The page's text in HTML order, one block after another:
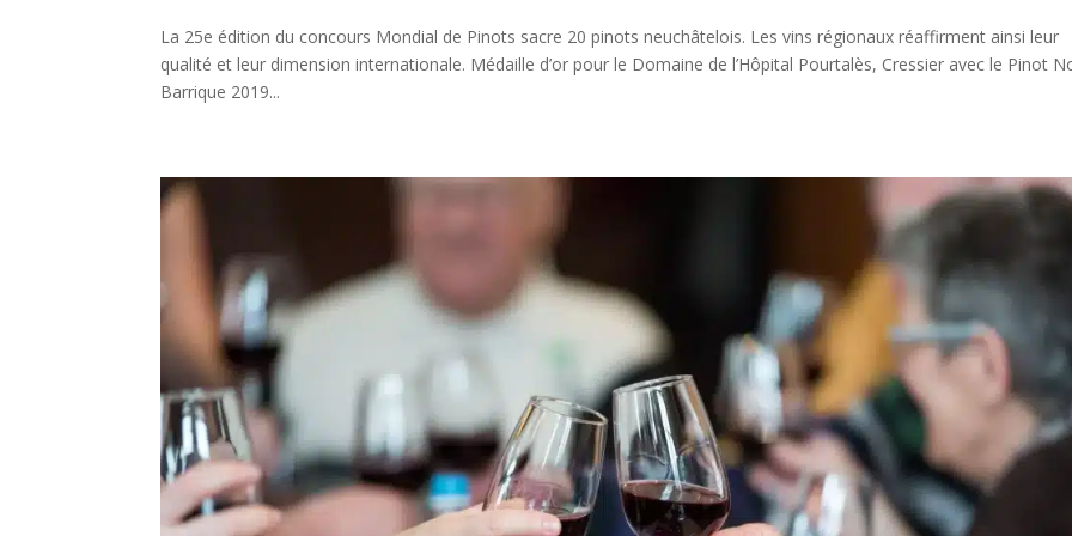
La 25e édition du concours Mondial de Pinots sacre 20 pinots neuchâtelois. Les vins régionaux réaffirment ainsi leur
qualité et leur dimension internationale. Médaille d’or pour le Domaine de l’Hôpital Pourtalès, Cressier avec le Pinot
Barrique 2019...